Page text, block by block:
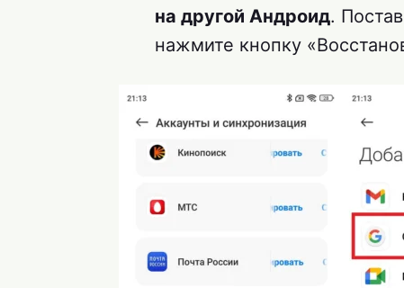
на другой Андроид.
нажмите кнопку